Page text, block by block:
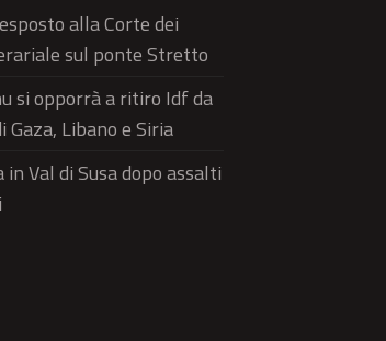
alla Corte dei
sul ponte Stretto
si opporrà a ritiro Idf da
Gaza, Libano e Siria
Val di Susa dopo assalti